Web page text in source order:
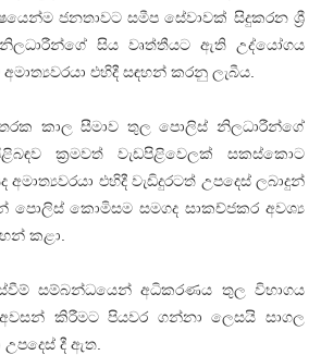
ජනතාවට සමීප සේවාවක් සිදුකරන ශ්‍රී
සිය වෘත්තීයට ඇති උද්යෝගය
එහිදී සඳහන් කරනු ලැබීය.
කාල සීමාව තුල පොලිස් නිලධාරීන්ගේ
ක්‍රමවත් වැඩපිළිවෙලක් සකස්කොට
එහිදී වැඩිදුරටත් උපදෙස් ලබාදුන්
පොලිස් කොමිසම සමගද සාකච්ජකර අවශ්‍ය
කළා.
සම්බන්ධයෙන් අධිකරණය තුල විභාගය
කිරීමට පියවර ගන්නා ලෙසයි සාගල
උපදෙස් දී ඇත.